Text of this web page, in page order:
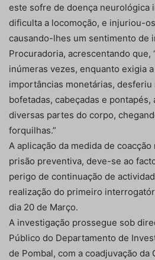
este sofre de doença neurológica
dificulta a locomoção, e injuriou-
causando-lhes um sentimento de
Procuradoria, acrescentando que,
inúmeras vezes, enquanto exigia
importâncias monetárias,
bofetadas, cabeçadas e
diversas partes do corpo,
forquilhas.”
A aplicação da medida de coacção
prisão preventiva, deve-se ao
perigo de continuação de
realização do primeiro
dia 20 de Março.
A investigação prossegue sob
Público do Departamento de
de Pombal, com a coadjuvação da